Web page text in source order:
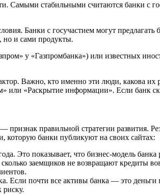
Самыми стабильными считаются банки с
Банки с госучастием могут
но и сами продукты.
у «Газпромбанка») или известных
Важно, кто именно эти люди, какова
или «Раскрытие информации». Если банк
признак правильной стратегии развития.
которую банки публикуют на своих сайтах:
Это показывает, что бизнес-модель банка
сколько заемщиков не возвращают кредиты
Если почти все активы банка — это
риску.